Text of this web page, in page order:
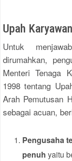
Upah
Untuk
dirumahkan,
Menteri Tenaga
1998 tentang
Arah Pemutusan
sebagai acuan,
Pengusaha
penuh yaitu